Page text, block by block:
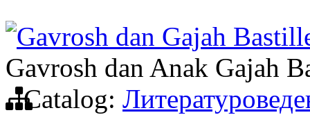
Gavrosh dan Gajah
Gavrosh dan Anak Gajah
Catalog: